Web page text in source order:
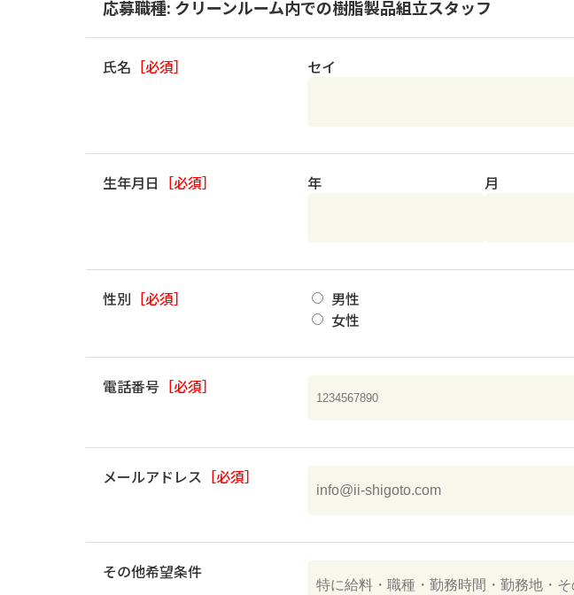
応募職種: クリーンルーム内での樹脂製品組立スタッフ
氏名 ［必須］ セイ
生年月日 ［必須］ 年 月
性別 ［必須］
男性
女性
電話番号 ［必須］
メールアドレス ［必須］
その他希望条件